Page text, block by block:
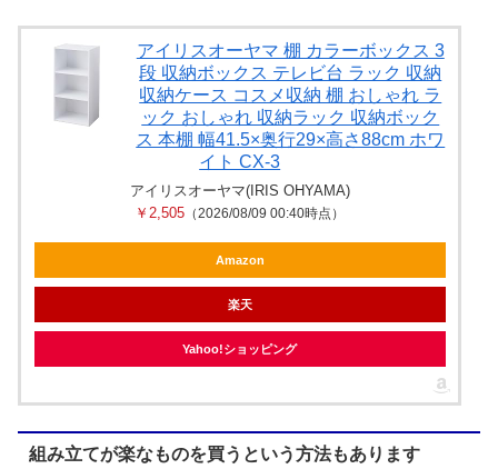
アイリスオーヤマ 棚 カラーボックス 3
段 収納ボックス テレビ台 ラック 収納
収納ケース コスメ収納 棚 おしゃれ ラ
ック おしゃれ 収納ラック 収納ボック
ス 本棚 幅41.5×奥行29×高さ88cm ホワ
イト CX-3
アイリスオーヤマ(IRIS OHYAMA)
￥2,505 （2026/08/09 00:40時点）
Amazon
楽天
Yahoo!ショッピング
組み立てが楽なものを買うという方法もあります